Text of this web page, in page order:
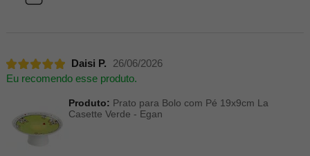
Daisi P.
26/06/2026
Eu recomendo esse produto.
Produto: Prato para Bolo com Pé 19x9cm La
Casette Verde - Egan